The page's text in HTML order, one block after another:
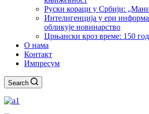
Руски кораци у Србији:
Интелигенција у ери
обликује новинарство
Црњански кроз време: 150
О нама
Контакт
Импресум
Search